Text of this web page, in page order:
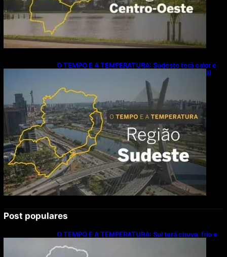
O TEMPO E A TEMPERATURA: Sudeste terá calor e
possibilidade de chuva isolada neste domingo (9)
Post populares
O TEMPO E A TEMPERATURA: Sul terá chuva, frio e